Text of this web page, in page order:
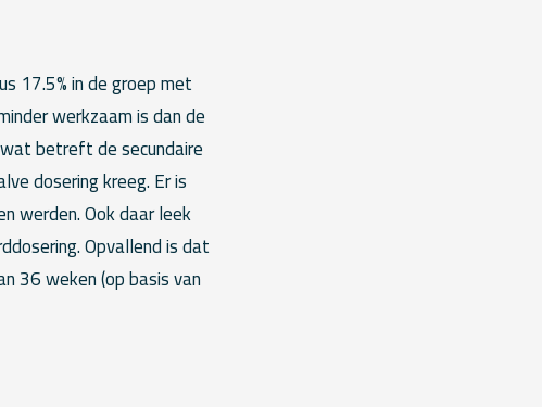
17.5% in de groep met
werkzaam is dan de
betreft de secundaire
dosering kreeg. Er is
werden. Ook daar leek
Opvallend is dat
36 weken (op basis van